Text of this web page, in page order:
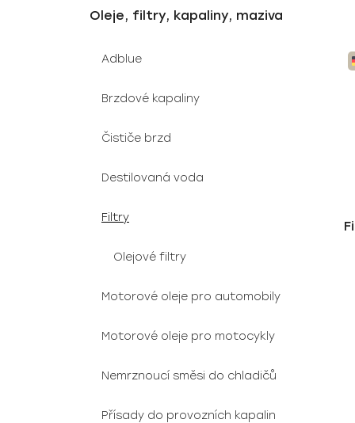
Oleje, filtry, kapaliny, maziva
Adblue
Brzdové kapaliny
Čističe brzd
Destilovaná voda
Filtry
Olejové filtry
Motorové oleje pro automobily
Motorové oleje pro motocykly
Nemrznoucí směsi do chladičů
Přísady do provozních kapalin